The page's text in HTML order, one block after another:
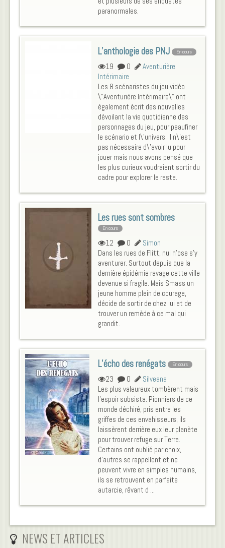
paranormales.
L’anthologie des PNJ En cours
19 0
Aventurière
Intérimaire
Les 8 scénaristes du jeu vidéo
\"Aventurière Intérimaire\" ont
également écrit des nouvelles
dévoilant la vie quotidienne des
personnages du jeu, pour peaufiner
le scénario et l\'univers. Il n\'est
pas nécessaire d\'avoir lu pour
jouer mais nous avons pensé que
les plus curieux voudraient sortir du
cadre pour explorer le reste.
Les rues sont sombres
En cours
12 0
Simon
Dans les rues de Flitt, nul n'ose s'y
aventurer. Surtout depuis que la
dernière épidémie ravage cette ville
devenue si fragile. Mais Smass un
jeune homme plein de courage,
décide de sortir de chez lui et de
trouver un remède à ce mal qui
grandit.
L’écho des renégats En cours
23 0
Silveana
Les plus valeureux tombèrent mais
l'espoir subsista. Pionniers de ce
monde déchiré, pris entre les
griffes de ces envahisseurs, ils
laissèrent derrière eux leur planète
pour trouver refuge sur Terre.
Certains ont oublié par choix,
d'autres se rappellent et ne
peuvent vivre en simples humains,
ils se retrouvent en parfaite
autarcie, rêvant d ...
NEWS ET ARTICLES